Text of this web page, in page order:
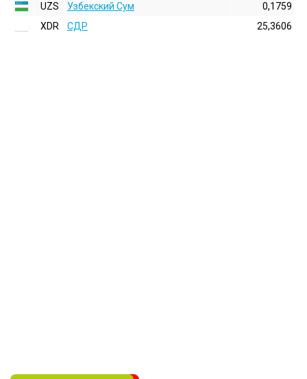
UZS
Узбекский Сум
0,1759
XDR
СДР 25,3606